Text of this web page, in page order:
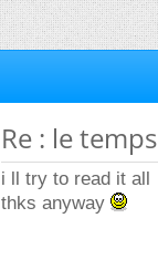
Re : le temps
i ll try to read it all
thks anyway